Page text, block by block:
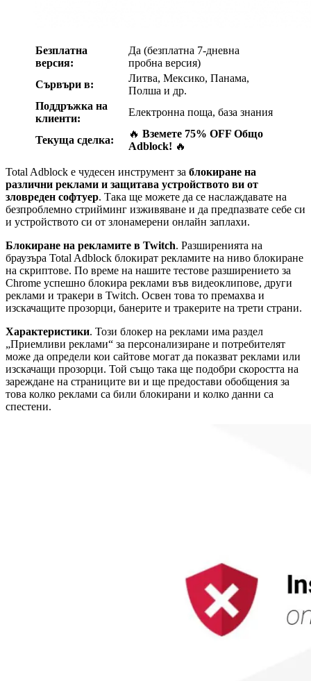
Безплатна
версия:
Да (безплатна 7-дневна
пробна версия)
Сървъри в:
Литва, Мексико, Панама,
Полша и др.
Поддръжка на
клиенти:
Електронна поща, база знания
Текуща сделка:
🔥 Вземете 75% OFF Общо
Adblock! 🔥
Total Adblock е чудесен инструмент за блокиране на
различни реклами и защитава устройството ви от
зловреден софтуер. Така ще можете да се наслаждавате на
безпроблемно стрийминг изживяване и да предпазвате себе си
и устройството си от злонамерени онлайн заплахи.
Блокиране на рекламите в Twitch. Разширенията на
браузъра Total Adblock блокират рекламите на ниво блокиране
на скриптове. По време на нашите тестове разширението за
Chrome успешно блокира реклами във видеоклипове, други
реклами и тракери в Twitch. Освен това то премахва и
изскачащите прозорци, банерите и тракерите на трети страни.
Характеристики. Този блокер на реклами има раздел
„Приемливи реклами“ за персонализиране и потребителят
може да определи кои сайтове могат да показват реклами или
изскачащи прозорци. Той също така ще подобри скоростта на
зареждане на страниците ви и ще предостави обобщения за
това колко реклами са били блокирани и колко данни са
спестени.